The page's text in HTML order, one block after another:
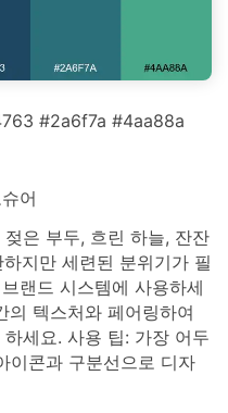
#2a6f7a #4aa88a
어
은 부두, 흐린 하늘, 잔잔
지만 세련된 분위기가 필
랜드 시스템에 사용하세
의 텍스처와 페어링하여
세요. 사용 팁: 가장 어두
이콘과 구분선으로 디자